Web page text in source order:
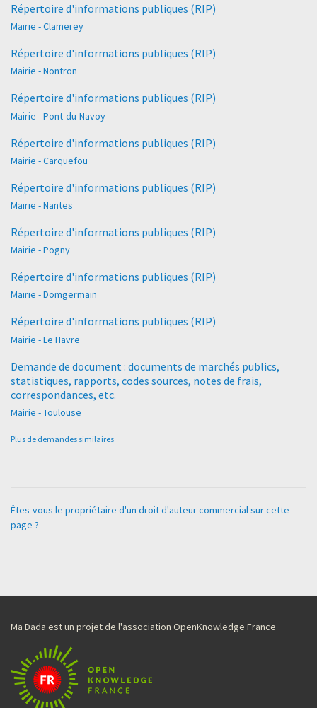
Répertoire d'informations publiques (RIP)
Mairie - Clamerey
Répertoire d'informations publiques (RIP)
Mairie - Nontron
Répertoire d'informations publiques (RIP)
Mairie - Pont-du-Navoy
Répertoire d'informations publiques (RIP)
Mairie - Carquefou
Répertoire d'informations publiques (RIP)
Mairie - Nantes
Répertoire d'informations publiques (RIP)
Mairie - Pogny
Répertoire d'informations publiques (RIP)
Mairie - Domgermain
Répertoire d'informations publiques (RIP)
Mairie - Le Havre
Demande de document : documents de marchés publics,
statistiques, rapports, codes sources, notes de frais,
correspondances, etc.
Mairie - Toulouse
Plus de demandes similaires
Êtes-vous le propriétaire d'un droit d'auteur commercial sur cette
page ?
Ma Dada est un projet de l'association OpenKnowledge France